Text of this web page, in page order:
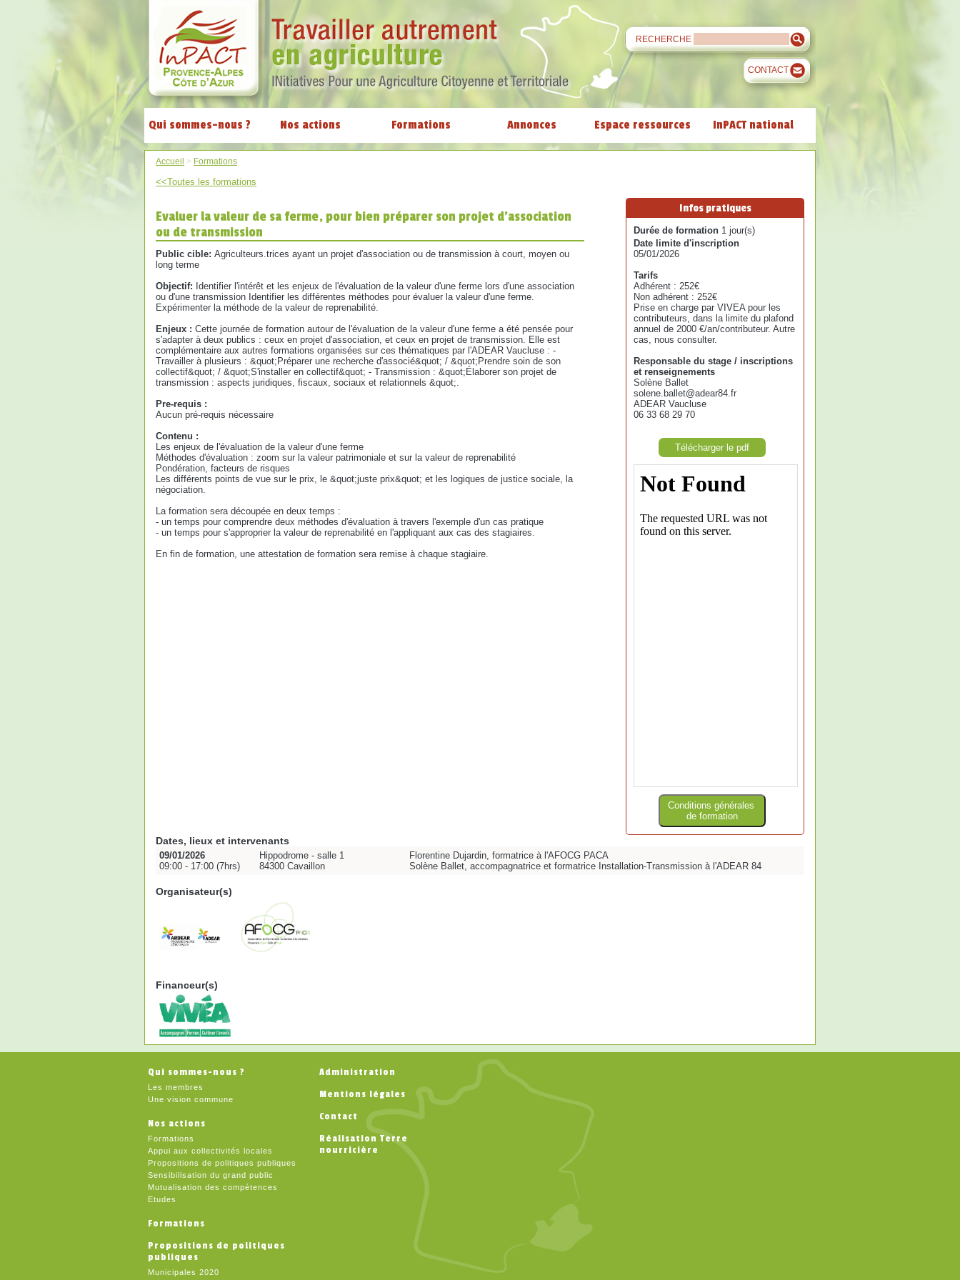
RECHERCHE
CONTACT
Qui sommes-nous ? Nos actions Formations Annonces Espace ressources InPACT national
Accueil > Formations
<<Toutes les formations
Evaluer la valeur de sa ferme, pour bien préparer son projet d'association
ou de transmission
Public cible: Agriculteurs.trices ayant un projet d'association ou de transmission à court, moyen ou
long terme
Objectif: Identifier l'intérêt et les enjeux de l'évaluation de la valeur d'une ferme lors d'une association
ou d'une transmission Identifier les différentes méthodes pour évaluer la valeur d'une ferme.
Expérimenter la méthode de la valeur de reprenabilité.
Enjeux : Cette journée de formation autour de l'évaluation de la valeur d'une ferme a été pensée pour
s'adapter à deux publics : ceux en projet d'association, et ceux en projet de transmission. Elle est
complémentaire aux autres formations organisées sur ces thématiques par l'ADEAR Vaucluse : -
Travailler à plusieurs : &quot;Préparer une recherche d'associé&quot; / &quot;Prendre soin de son
collectif&quot; / &quot;S'installer en collectif&quot; - Transmission : &quot;Élaborer son projet de
transmission : aspects juridiques, fiscaux, sociaux et relationnels &quot;.
Pre-requis :
Aucun pré-requis nécessaire
Contenu :
Les enjeux de l'évaluation de la valeur d'une ferme
Méthodes d'évaluation : zoom sur la valeur patrimoniale et sur la valeur de reprenabilité
Pondération, facteurs de risques
Les différents points de vue sur le prix, le &quot;juste prix&quot; et les logiques de justice sociale, la
négociation.
La formation sera découpée en deux temps :
- un temps pour comprendre deux méthodes d'évaluation à travers l'exemple d'un cas pratique
- un temps pour s'approprier la valeur de reprenabilité en l'appliquant aux cas des stagiaires.
En fin de formation, une attestation de formation sera remise à chaque stagiaire.
Infos pratiques
Durée de formation 1 jour(s)
Date limite d'inscription
05/01/2026
Tarifs
Adhérent : 252€
Non adhérent : 252€
Prise en charge par VIVEA pour les
contributeurs, dans la limite du plafond
annuel de 2000 €/an/contributeur. Autre
cas, nous consulter.
Responsable du stage / inscriptions
et renseignements
Solène Ballet
solene.ballet@adear84.fr
ADEAR Vaucluse
06 33 68 29 70
Télécharger le pdf
Conditions générales
de formation
Dates, lieux et intervenants
09/01/2026
09:00 - 17:00 (7hrs)
Hippodrome - salle 1
84300 Cavaillon
Florentine Dujardin, formatrice à l'AFOCG PACA
Solène Ballet, accompagnatrice et formatrice Installation-Transmission à l'ADEAR 84
Organisateur(s)
Financeur(s)
Qui sommes-nous ?
Les membres
Une vision commune
Nos actions
Formations
Appui aux collectivités locales
Propositions de politiques publiques
Sensibilisation du grand public
Mutualisation des compétences
Etudes
Formations
Propositions de politiques
publiques
Municipales 2020
Administration
Mentions légales
Contact
Réalisation Terre
nourricière